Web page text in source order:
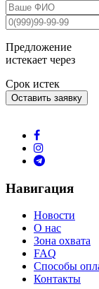
Предложение
истекает через
Срок истек
Оставить заявку
Навигация
Новости
О нас
Зона охвата
FAQ
Способы
Контакты